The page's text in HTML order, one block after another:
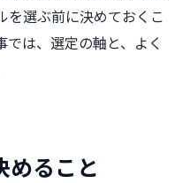
を選ぶ前に決めておくこ
では、選定の軸と、よく
めること